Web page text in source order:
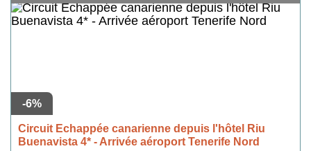
-6%
Circuit Echappée canarienne depuis l'hôtel Riu
Buenavista 4* - Arrivée aéroport Tenerife Nord